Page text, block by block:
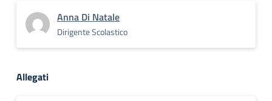
Anna Di Natale
Dirigente Scolastico
Allegati